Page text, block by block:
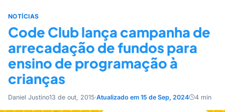
NOTÍCIAS
Code Club lança campanha de
arrecadação de fundos para
ensino de programação à
crianças
Daniel Justino13 de out, 2015·Atualizado em 15 de Sep, 2024 4 min